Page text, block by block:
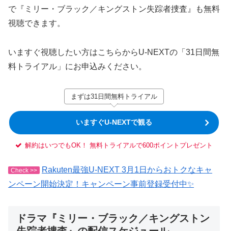
で『ミリー・ブラック／キングストン失踪者捜査』も無料
視聴できます。
いますぐ視聴したい方はこちらからU-NEXTの「31日間無
料トライアル」にお申込みください。
まずは31日間無料トライアル
いますぐU-NEXTで観る
解約はいつでもOK！ 無料トライアルで600ポイントプレゼント
Check >>
Rakuten最強U-NEXT 3月1日からおトクなキャ
ンペーン開始決定！キャンペーン事前登録受付中✨
ドラマ『ミリー・ブラック／キングストン